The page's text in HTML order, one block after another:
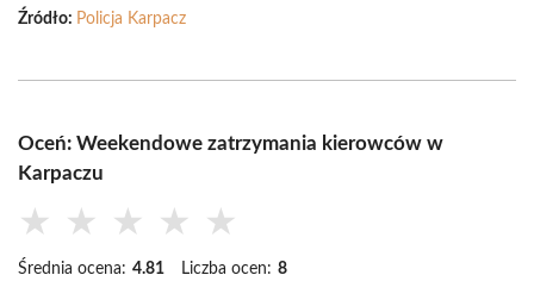
Źródło: Policja Karpacz
Oceń: Weekendowe zatrzymania kierowców w
Karpaczu
★ ★ ★ ★ ★
Średnia ocena: 4.81 Liczba ocen: 8